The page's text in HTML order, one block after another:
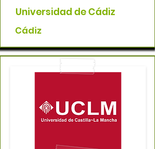
Universidad de Cádiz
Cádiz